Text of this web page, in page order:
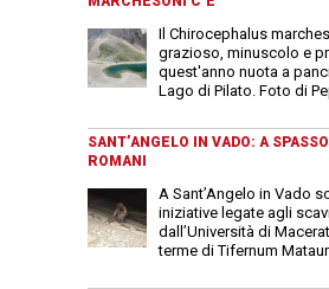
Il Chirocephalus
grazioso, minuscolo e
quest'anno nuota a
Lago di Pilato. Foto di
SANT’ANGELO IN VADO: A
ROMANI
A Sant’Angelo in Vado
iniziative legate agli
dall’Università di
terme di Tifernum